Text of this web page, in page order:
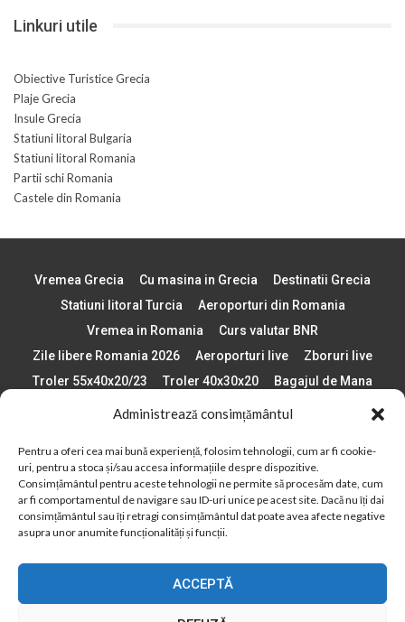
Administrează consimțământul
Pentru a oferi cea mai bună experiență, folosim tehnologii, cum ar fi cookie-
uri, pentru a stoca și/sau accesa informațiile despre dispozitive.
Consimțământul pentru aceste tehnologii ne permite să procesăm date, cum
ar fi comportamentul de navigare sau ID-uri unice pe acest site. Dacă nu îți dai
consimțământul sau îți retragi consimțământul dat poate avea afecte negative
asupra unor anumite funcționalități și funcții.
ACCEPTĂ
Linkuri utile
Obiective Turistice Grecia
Plaje Grecia
Insule Grecia
Statiuni litoral Bulgaria
Statiuni litoral Romania
Partii schi Romania
Castele din Romania
Vremea Grecia Cu masina in Grecia
Destinatii Grecia
Statiuni litoral Turcia
Aeroporturi din Romania
Vremea in Romania
Curs valutar BNR
Zile libere Romania 2026
Aeroporturi live
Zboruri live
Troler 55x40x20/23
Troler 40x30x20
Bagajul de Mana
Paste 2026
Cele mai bune telefoane
Plaje din Europa
Concerte Romania 2025
Asigurare de calatorie
Când se schimba ora în 2026
Calendar Formula 1 sezon 2026
Boarding Pass
Despre AirlinesTravel.ro
Politică cookie-uri (UE)
Cookie Policy (AU)
Politică cookie-uri (ZA)
Politică cookie-uri (Canada)
Politică cookie-uri (BR)